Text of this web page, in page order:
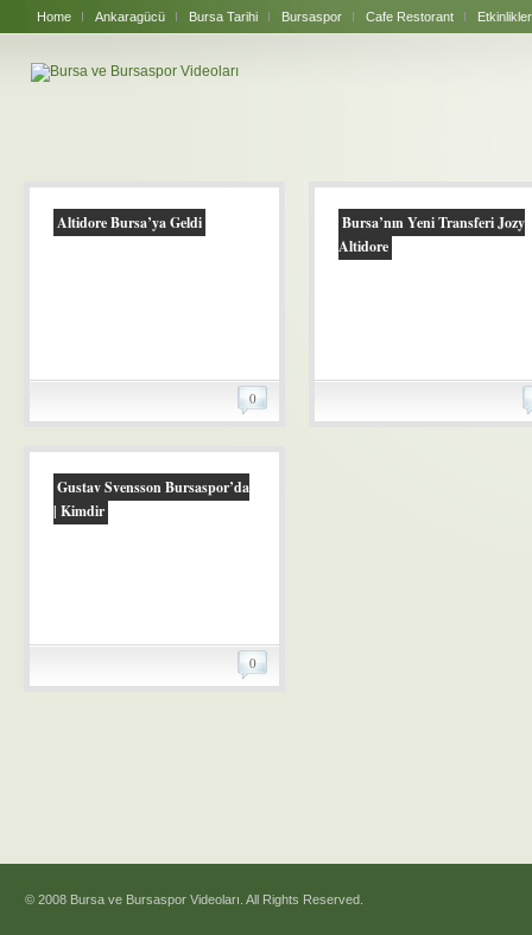
Home Ankaragücü Bursa Tarihi Bursaspor Cafe Restorant Etkinlikler
Altidore Bursa’ya Geldi
0
Bursa’nın Yeni Transferi Jozy
Altidore
Gustav Svensson Bursaspor’da
| Kimdir
0
© 2008 Bursa ve Bursaspor Videoları. All Rights Reserved.